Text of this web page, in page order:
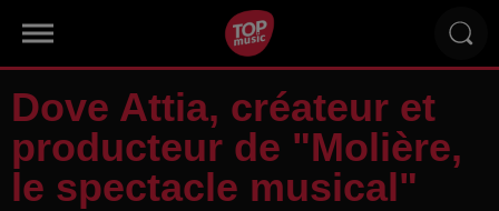
Dove Attia, créateur et
producteur de "Molière,
le spectacle musical"